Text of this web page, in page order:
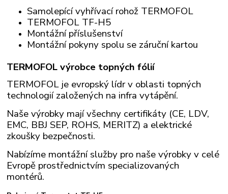
Samolepící vyhřívací rohož TERMOFOL
TERMOFOL TF-H5
Montážní příslušenství
Montážní pokyny spolu se záruční kartou
TERMOFOL výrobce topných fólií
TERMOFOL je evropský lídr v oblasti topných
technologií založených na infra vytápění.
Naše výrobky mají všechny certifikáty (CE, LDV,
EMC, BBJ SEP, ROHS, MERITZ) a elektrické
zkoušky bezpečnosti.
Nabízíme montážní služby pro naše výrobky v celé
Evropě prostřednictvím specializovaných
montérů.